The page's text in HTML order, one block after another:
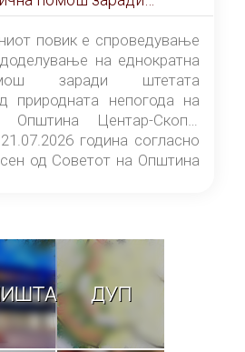
на Општина
повик е спроведување
на еднократна
заради штетата
природната непогода на
Општина Центар-Скопје
година согласно
од Советот на Општина
ДУП